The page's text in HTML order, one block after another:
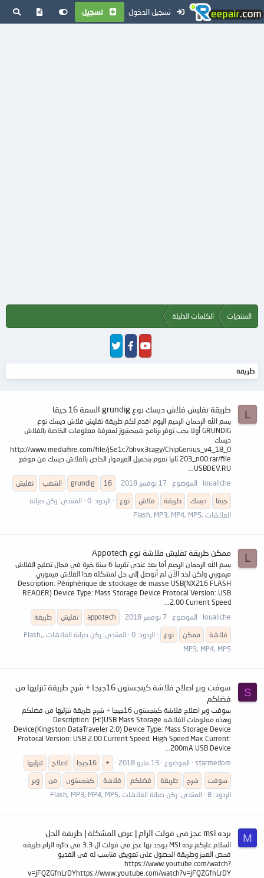
تسجيل الدخول تسجيل
المنتديات الكلمات الدليلة
طريقة
L طريقة تفليش فلاش ديسك نوع grundig السعة 16 جيقا
بسم الله الرحمان الرحيم اليوم اقدم لكم طريقة تفليش فلاش ديسك نوع
GRUNDIG أولا يجب توفر برنامج شيبجينيوز لمعرفة معلومات الخاصة بالفلاش
ديسك
http://www.mediafire.com/file/j5e1c7bhvx3cagy/ChipGenius_v4_18_0
203_n00.rar/file ثانيا نقوم بتحميل الفيرموار الخاص بالفلاش ديسك من موقع
USBDEV.RU...
loualiche
الموضوع 17 نوفمبر 2018 16
grundig الشعب
تفليش
جيقا
ديسك طريقة فلاش نوع الردود: 0 المنتدى: ركن صيانة
الفلاشات ,Flash, MP3, MP4, MP5
L ممكن طريقة تفليش فلاشة نوع Appotech
بسم الله الرحمان الرحيم أما بعد عندي تقريبا 6 سنة خبرة في مجال تصليح الفلاش
ميموري ولكن لحد الآن لم أتوصل إلى حل لمشكلة هذا الفلاش ميموري
Description: Périphérique de stockage de masse USB(NX216 FLASH
READER) Device Type: Mass Storage Device Protocal Version: USB
2.00 Current Speed...
loualiche
الموضوع 7 نوفمبر 2018 appotech تفليش
طريقة
فلاشة
ممكن نوع الردود: 0 المنتدى:
ركن صيانة الفلاشات ,Flash,
MP3, MP4, MP5
S
سوفت وير اصلاح فلاشة كينجستون 16جيجا + شرح طريقة تنزليها من
فضلكم
سوفت وير اصلاح فلاشة كينجستون 16جيجا + شرح طريقة تنزليها من فضلكم
وهذه معلومات الفلاشه Description: [H:]USB Mass Storage
Device(Kingston DataTraveler 2.0) Device Type: Mass Storage Device
Protocal Version: USB 2.00 Current Speed: High Speed Max Current:
200mA USB Device...
starmedom
الموضوع 13 مايو 2018 + 16جيجا اصلاح
تنزليها
سوفت
شرح طريقة فضلكم فلاشة كينجستون من
وير
الردود: 8
المنتدى: ركن صيانة الفلاشات ,Flash, MP3, MP4, MP5
M برده msi عجز فى فولت الرام | عرض المشكلة | طريقة الحل
السلام عليكم برده MSI يوجد بها عجز فى فولت ال 3.3 فى دائره الرام طريقه
فحص العجز وطريقة الحصول على تعويض مناسب له فى الفديو
https://www.youtube.com/watch?
v=jFQZGfnLrDYhttps://www.youtube.com/watch?v=jFQZGfnLrDY